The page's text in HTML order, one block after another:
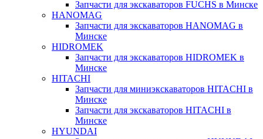
Запчасти для экскаваторов FUCHS в Минске
HANOMAG
Запчасти для экскаваторов HANOMAG в
Минске
HIDROMEK
Запчасти для экскаваторов HIDROMEK в
Минске
HITACHI
Запчасти для миниэкскаваторов HITACHI в
Минске
Запчасти для экскаваторов HITACHI в
Минске
HYUNDAI